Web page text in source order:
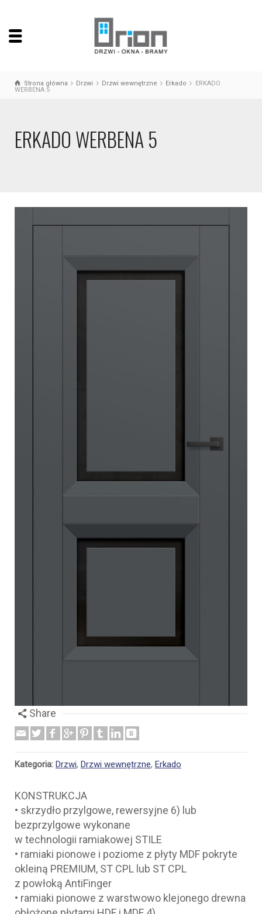
Strona główna Drzwi Drzwi wewnętrzne Erkado
ERKADO
WERBENA 5
ERKADO WERBENA 5
Share
Kategoria: Drzwi, Drzwi wewnętrzne, Erkado
KONSTRUKCJA
• skrzydło przylgowe, rewersyjne 6) lub
bezprzylgowe wykonane
w technologii ramiakowej STILE
• ramiaki pionowe i poziome z płyty MDF pokryte
okleiną PREMIUM, ST CPL lub ST CPL
z powłoką AntiFinger
• ramiaki pionowe z warstwowo klejonego drewna